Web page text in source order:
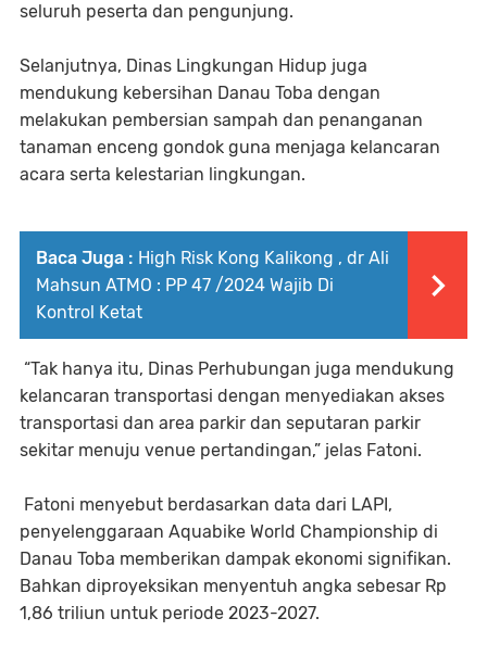
seluruh peserta dan pengunjung.
Selanjutnya, Dinas Lingkungan Hidup juga
mendukung kebersihan Danau Toba dengan
melakukan pembersian sampah dan penanganan
tanaman enceng gondok guna menjaga kelancaran
acara serta kelestarian lingkungan.
Baca Juga : High Risk Kong Kalikong , dr Ali
Mahsun ATMO : PP 47 /2024 Wajib Di
Kontrol Ketat
“Tak hanya itu, Dinas Perhubungan juga mendukung
kelancaran transportasi dengan menyediakan akses
transportasi dan area parkir dan seputaran parkir
sekitar menuju venue pertandingan,” jelas Fatoni.
Fatoni menyebut berdasarkan data dari LAPI,
penyelenggaraan Aquabike World Championship di
Danau Toba memberikan dampak ekonomi signifikan.
Bahkan diproyeksikan menyentuh angka sebesar Rp
1,86 triliun untuk periode 2023-2027.